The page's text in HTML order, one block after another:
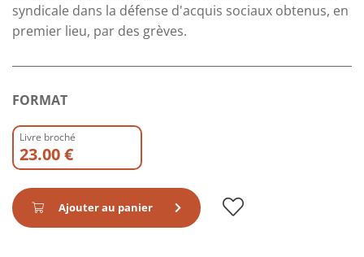
syndicale dans la défense d'acquis sociaux obtenus, en
premier lieu, par des grèves.
FORMAT
Livre broché
23.00 €
Ajouter au panier